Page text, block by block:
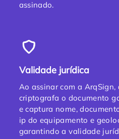
assinado.
Validade jurídica
Ao assinar com a
criptografa o documento
e captura nome,
ip do equipamento e
garantindo a validade